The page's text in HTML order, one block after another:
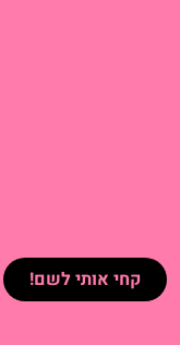
קחי אותי לשם!